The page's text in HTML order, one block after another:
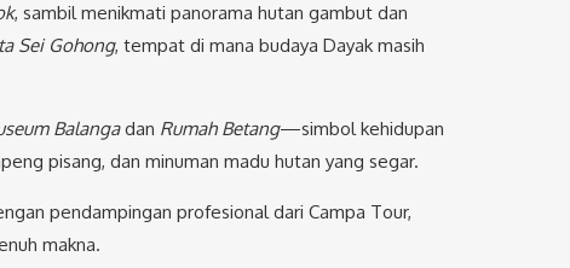
, sambil menikmati panorama hutan gambut dan
Sei Gohong, tempat di mana budaya Dayak masih
Balangadan Rumah Betang—simbol kehidupan
pisang, dan minuman madu hutan yang segar.
pendampingan profesional dari Campa Tour,
makna.